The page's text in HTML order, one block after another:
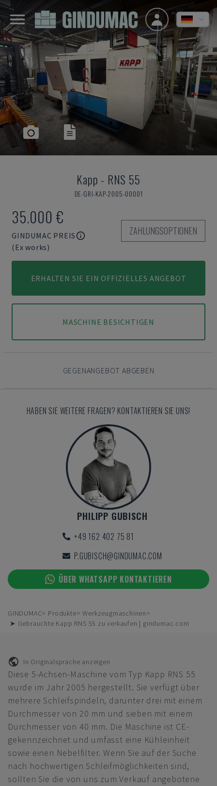
Kapp - RNS 55
DE-GRI-KAP-2005-00001
35.000 €
GINDUMAC PREIS
(Ex works)
ZAHLUNGSOPTIONEN
ERHALTEN SIE EIN OFFIZIELLES ANGEBOT
MASCHINE BESICHTIGEN
GEGENANGEBOT ABGEBEN
HABEN SIE WEITERE FRAGEN? KONTAKTIEREN SIE UNS!
PHILIPP GUBISCH
+49 162 402 75 81
P.GUBISCH@GINDUMAC.COM
ÜBER WHATSAPP KONTAKTIEREN
GINDUMAC Produkte
Werkzeugmaschinen
➤ Gebrauchte Kapp RNS 55 zu verkaufen | gindumac.com
In Originalsprache anzeigen
Diese 5-Achsen-Maschine vom Typ Kapp RNS 55
wurde im Jahr 2005 hergestellt. Sie verfügt über
mehrere Schleifspindeln, darunter drei mit einem
Durchmesser von 20 mm und sieben mit einem
Durchmesser von 40 mm. Die Maschine ist CE-
gekennzeichnet und umfasst eine Kühleinheit
sowie einen Nebelfilter. Wenn Sie auf der Suche
nach hochwertigen Schleifmöglichkeiten sind,
sollten Sie die von uns zum Verkauf angebotene